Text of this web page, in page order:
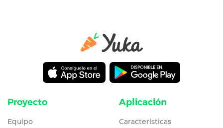
Proyecto
Equipo
Aplicación
Características